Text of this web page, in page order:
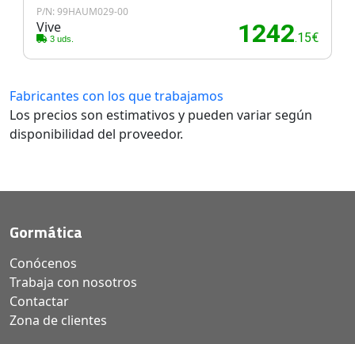
P/N: 99HAUM029-00
Vive
3 uds. 1242.15€
Fabricantes con los que trabajamos
Los precios son estimativos y pueden variar según
disponibilidad del proveedor.
Gormática
Conócenos
Trabaja con nosotros
Contactar
Zona de clientes